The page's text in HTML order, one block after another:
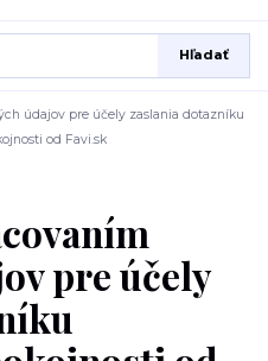
Hľadať
údajov pre účely zaslania dotazníku
od Favi.sk
pre účely